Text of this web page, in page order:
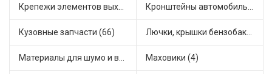
Крепежи элементов выхлопной системы (5) Кронштейны автомобильные (4)
Кузовные запчасти (66) Лючки, крышки бензобака (6)
Материалы для шумо и виброизоляции (1) Маховики (4)